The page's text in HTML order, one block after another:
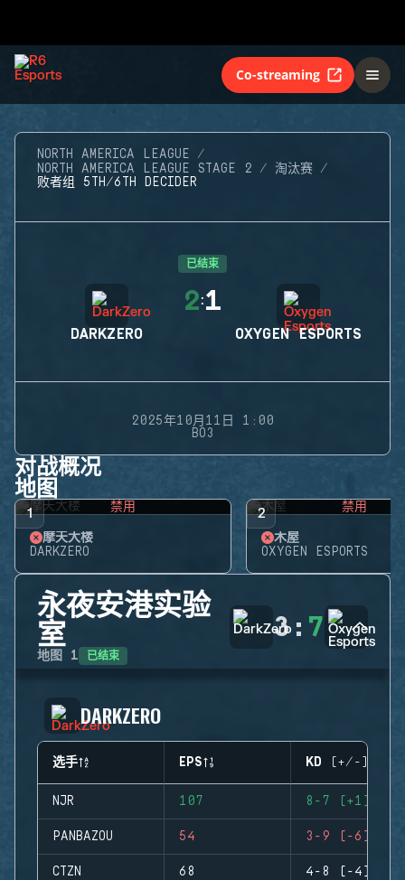
Co-streaming
NORTH AMERICA LEAGUE
NORTH AMERICA LEAGUE STAGE 2
淘汰赛
败者组 5TH/6TH DECIDER
已结束
DARKZERO
2:1
OXYGEN ESPORTS
2025年10月11日 1:00
BO3
对战概况
地图
1 禁用
摩天大楼
DARKZERO
2 禁用
木屋
OXYGEN ESPORTS
永夜安港实验
室
地图 1 已结束
3: 7
DARKZERO
选手 EPS KD (+/-)
NJR 107 8-7 (+1)
PANBAZOU 54 3-9 (-6)
CTZN 68 4-8 (-4)